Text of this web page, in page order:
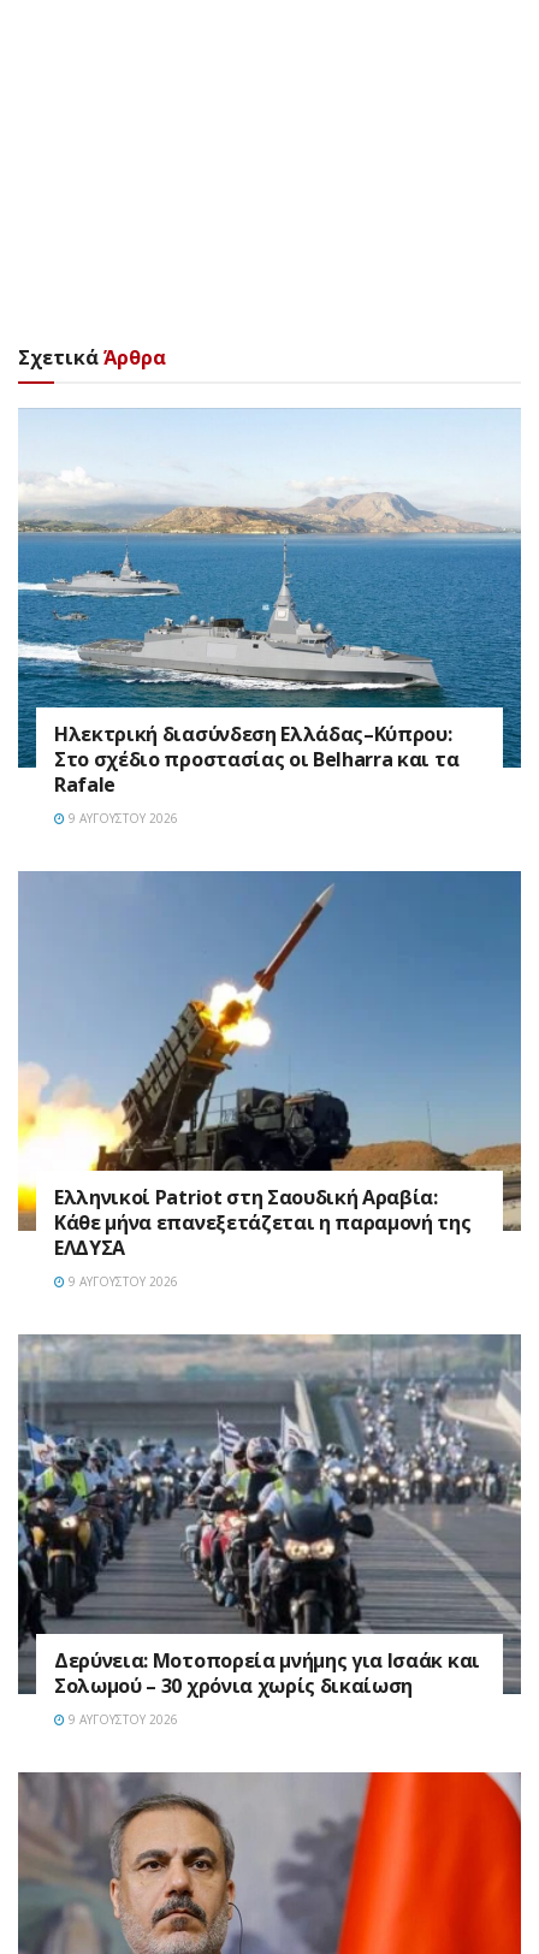
ΣχετικάΆρθρα
Ηλεκτρική διασύνδεση Ελλάδας–Κύπρου:
Στο σχέδιο προστασίας οι Belharra και τα
Rafale
9 ΑΥΓΟΎΣΤΟΥ 2026
Ελληνικοί Patriot στη Σαουδική Αραβία:
Κάθε μήνα επανεξετάζεται η παραμονή της
ΕΛΔΥΣΑ
9 ΑΥΓΟΎΣΤΟΥ 2026
Δερύνεια: Μοτοπορεία μνήμης για Ισαάκ και
Σολωμού – 30 χρόνια χωρίς δικαίωση
9 ΑΥΓΟΎΣΤΟΥ 2026